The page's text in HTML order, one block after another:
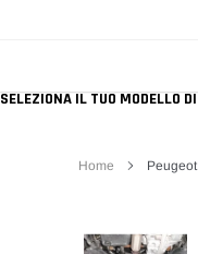
SELEZIONA IL TUO MODELLO
Home